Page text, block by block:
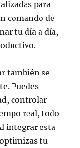
para
comando de
tu día a día,
también se
Puedes
controlar
real, todo
integrar esta
tu